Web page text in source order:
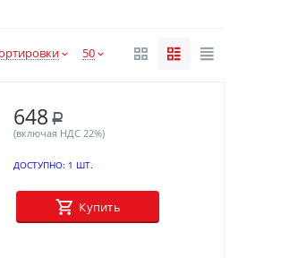
50
648 Р
(включая НДС 22%)
ДОСТУПНО: 1 ШТ.
Купить